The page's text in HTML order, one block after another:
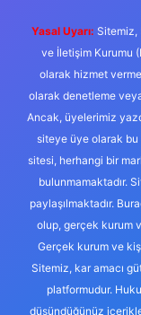
Yasal Uyarı: Sitemiz,
ve İletişim Kurumu
olarak hizmet
olarak denetleme
Ancak, üyelerimiz
siteye üye olarak bu
sitesi, herhangi bir
bulunmamaktadır.
paylaşılmaktadır.
olup, gerçek kurum
Gerçek kurum ve
Sitemiz, kar amacı
platformudur.
düşündüğünüz